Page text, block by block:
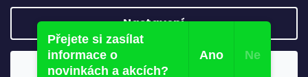
Nastavení
Souhlasím
Vytvořil Shoptet
Copyright 2026nejpanely.cz. Všechna práva vyhrazena.
Přejete si zasílat
informace o
novinkách a akcích?
Ano Ne